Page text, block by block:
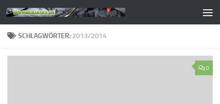
Zum Inhalt springen
SCHLAGWÖRTER: 2013/2014
0